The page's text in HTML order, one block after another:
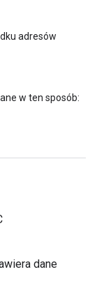
adresów
w ten sposób:
dane